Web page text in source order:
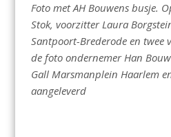
Foto met AH Bouwens busje.
Stok, voorzitter Laura
Santpoort-Brederode en twee
de foto ondernemer Han
Gall Marsmanplein Haarlem
aangeleverd